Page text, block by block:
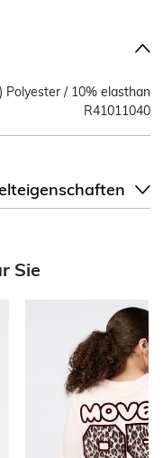
Polyester / 10% elasthan
R41011040
Sie